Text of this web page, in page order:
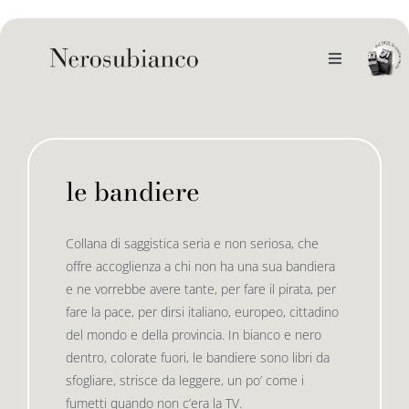
to
Toggle
il catalogo
le bandiere le bandiere in verticale
le drizze
e-book
le bandiere
Collana di saggistica seria e non seriosa, che
offre accoglienza a chi non ha una sua bandiera
e ne vorrebbe avere tante, per fare il pirata, per
fare la pace, per dirsi italiano, europeo, cittadino
del mondo e della provincia. In bianco e nero
dentro, colorate fuori, le bandiere sono libri da
sfogliare, strisce da leggere, un po’ come i
fumetti quando non c’era la TV.